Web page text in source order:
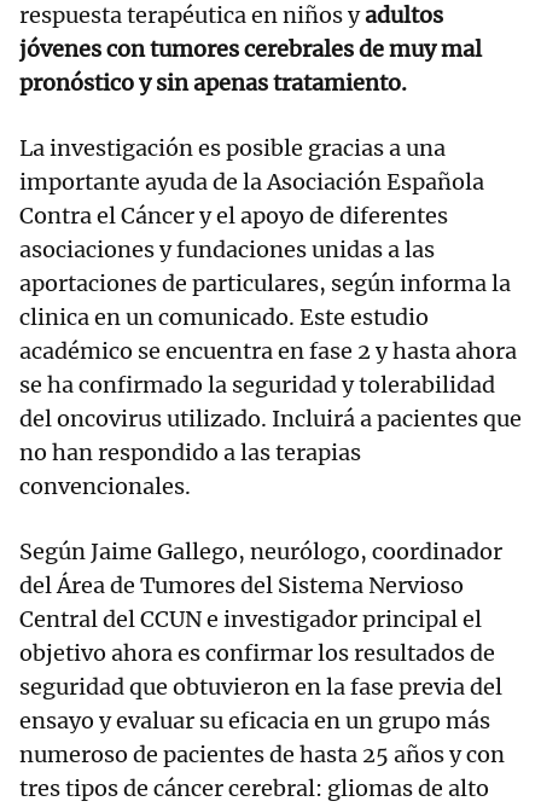
respuesta terapéutica en niños yadultos
jóvenes con tumores cerebrales de muy mal
pronóstico y sin apenas tratamiento.
La investigación es posible gracias a una
importante ayuda de la Asociación Española
Contra el Cáncer y el apoyo de diferentes
asociaciones y fundaciones unidas a las
aportaciones de particulares, según informa la
clinica en un comunicado. Este estudio
académico se encuentra en fase 2 y hasta ahora
se ha confirmado la seguridad y tolerabilidad
del oncovirus utilizado. Incluirá a pacientes que
no han respondido a las terapias
convencionales.
Según Jaime Gallego, neurólogo, coordinador
del Área de Tumores del Sistema Nervioso
Central del CCUN e investigador principal el
objetivo ahora es confirmar los resultados de
seguridad que obtuvieron en la fase previa del
ensayo y evaluar su eficacia en un grupo más
numeroso de pacientes de hasta 25 años y con
tres tipos de cáncer cerebral: gliomas de alto